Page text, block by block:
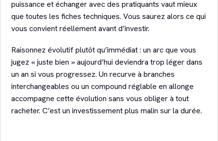
puissance et échanger avec des pratiquants vaut mieux
que toutes les fiches techniques. Vous saurez alors ce qui
vous convient réellement avant d’investir.
Raisonnez évolutif plutôt qu’immédiat : un arc que vous
jugez « juste bien » aujourd’hui deviendra trop léger dans
un an si vous progressez. Un recurve à branches
interchangeables ou un compound réglable en allonge
accompagne cette évolution sans vous obliger à tout
racheter. C’est un investissement plus malin sur la durée.